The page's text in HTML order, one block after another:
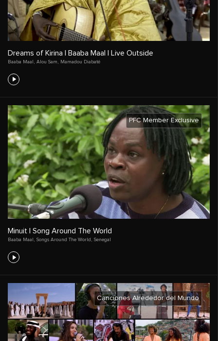
Dreams of Kirina | Baaba Maal | Live Outside
Baaba Maal Alou Sam Mamadou Diabaté
PFC Member Exclusive
Minuit | Song Around The World
Baaba Maal , Songs Around The World , Senegal
Canciones Alrededor del Mundo